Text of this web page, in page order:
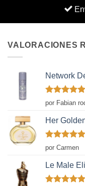
VALORACIONES
Network
Valorado
con
por Fabian
Her
Valorado
con
por Carmen
Le Male